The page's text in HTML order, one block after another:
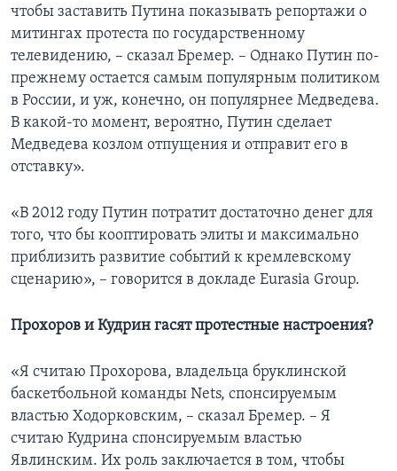
чтобы заставить Путина показывать репортажи о
митингах протеста по государственному
телевидению, – сказал Бремер. – Однако Путин по-
прежнему остается самым популярным политиком
в России, и уж, конечно, он популярнее Медведева.
В какой-то момент, вероятно, Путин сделает
Медведева козлом отпущения и отправит его в
отставку».
«В 2012 году Путин потратит достаточно денег для
того, что бы кооптировать элиты и максимально
приблизить развитие событий к кремлевскому
сценарию», – говорится в докладе Eurasia Group.
Прохоров и Кудрин гасят протестные настроения?
«Я считаю Прохорова, владельца бруклинской
баскетбольной команды Nets, спонсируемым
властью Ходорковским, – сказал Бремер. – Я
считаю Кудрина спонсируемым властью
Явлинским. Их роль заключается в том, чтобы